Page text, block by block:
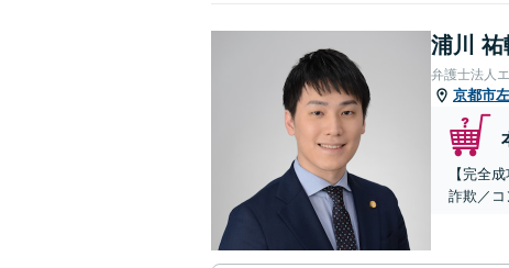
浦川 祐
弁護士法人
京都市
【完全
詐欺／コ